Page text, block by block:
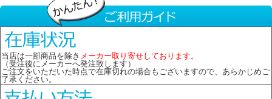
当店は一部商品を除き メーカー取り寄せしております。
（受注後にメーカーへ発注致します）
ご注文をいただいた時点で在庫切れの場合もございますので、あらかじめご
了承ください。